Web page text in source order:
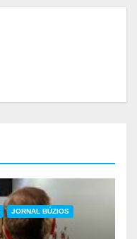
JORNAL BÚZIOS